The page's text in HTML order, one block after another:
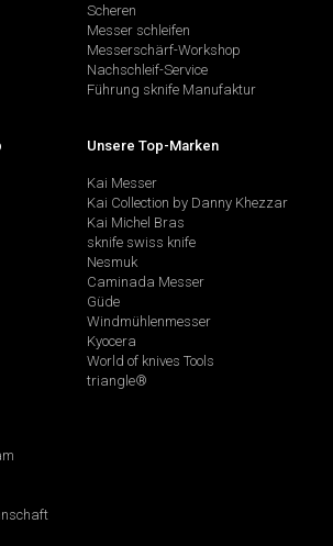
Scheren
Messer schleifen
Messerschärf-Workshop
Nachschleif-Service
Führung sknife Manufaktur
Unsere Top-Marken
Kai Messer
Kai Collection by Danny Khezzar
Kai Michel Bras
sknife swiss knife
Nesmuk
Caminada Messer
Güde
Windmühlenmesser
Kyocera
World of knives Tools
triangle®